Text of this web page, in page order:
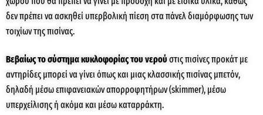
δεν πρέπει να ασκηθεί υπερβολική πίεση στα πάνελ διαμόρφωσης των
τοιχίων της πισίνας.
Βεβαίως το σύστημα κυκλοφορίας του νερούστις πισίνες προκάτ με
αντηρίδες μπορεί να γίνει όπως και μιας κλασσικής πισίνας μπετόν,
δηλαδή μέσω επιφανειακών απορροφητήρων (skimmer), μέσω
υπερχείλισης ή ακόμα και μέσω καταρράκτη.